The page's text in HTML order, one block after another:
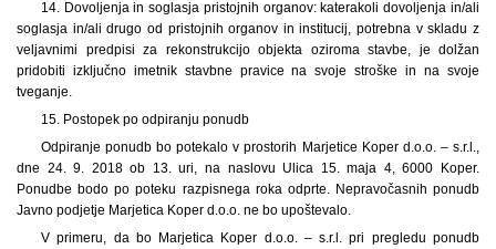
14. Dovoljenja in soglasja pristojnih organov: katerakoli dovoljenja in/ali
soglasja in/ali drugo od pristojnih organov in institucij, potrebna v skladu z
veljavnimi predpisi za rekonstrukcijo objekta oziroma stavbe, je dolžan
pridobiti izključno imetnik stavbne pravice na svoje stroške in na svoje
tveganje.
15. Postopek po odpiranju ponudb
Odpiranje ponudb bo potekalo v prostorih Marjetice Koper d.o.o. – s.r.l.,
dne 24. 9. 2018 ob 13. uri, na naslovu Ulica 15. maja 4, 6000 Koper.
Ponudbe bodo po poteku razpisnega roka odprte. Nepravočasnih ponudb
Javno podjetje Marjetica Koper d.o.o. ne bo upoštevalo.
V primeru, da bo Marjetica Koper d.o.o. – s.r.l. pri pregledu ponudb